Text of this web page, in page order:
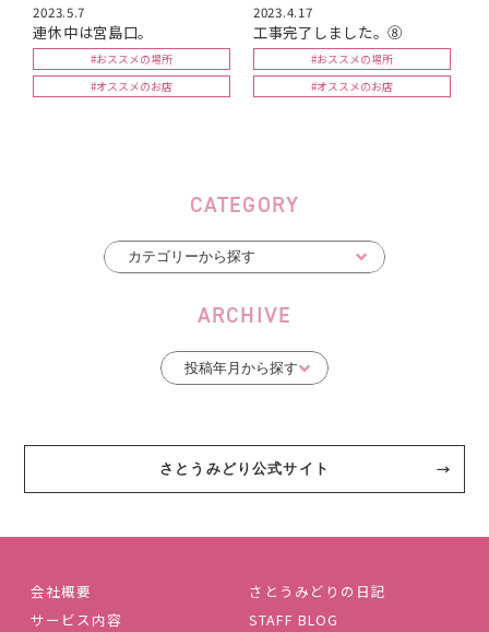
2023.5.7
連休中は宮島口。
#おススメの場所
#オススメのお店
2023.4.17
工事完了しました。⑧
#おススメの場所
#オススメのお店
CATEGORY
ARCHIVE
さとうみどり公式サイト
会社概要
サービス内容
さとうみどりの日記
STAFF BLOG